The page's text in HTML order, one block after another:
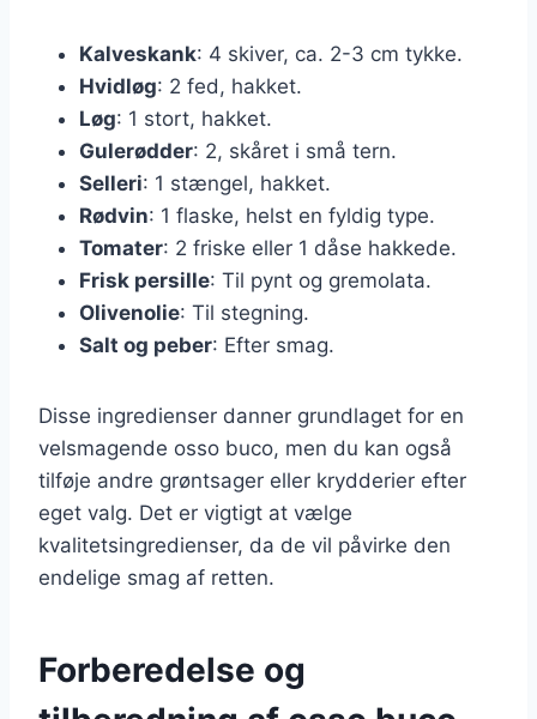
Kalveskank: 4 skiver, ca. 2-3 cm tykke.
Hvidløg: 2 fed, hakket.
Løg: 1 stort, hakket.
Gulerødder: 2, skåret i små tern.
Selleri: 1 stængel, hakket.
Rødvin: 1 flaske, helst en fyldig type.
Tomater: 2 friske eller 1 dåse hakkede.
Frisk persille: Til pynt og gremolata.
Olivenolie: Til stegning.
Salt og peber: Efter smag.
Disse ingredienser danner grundlaget for en
velsmagende osso buco, men du kan også
tilføje andre grøntsager eller krydderier efter
eget valg. Det er vigtigt at vælge
kvalitetsingredienser, da de vil påvirke den
endelige smag af retten.
Forberedelse og